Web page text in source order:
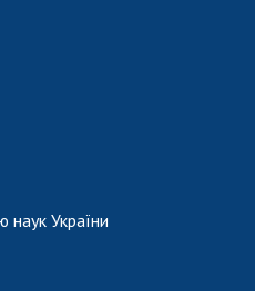
наук України